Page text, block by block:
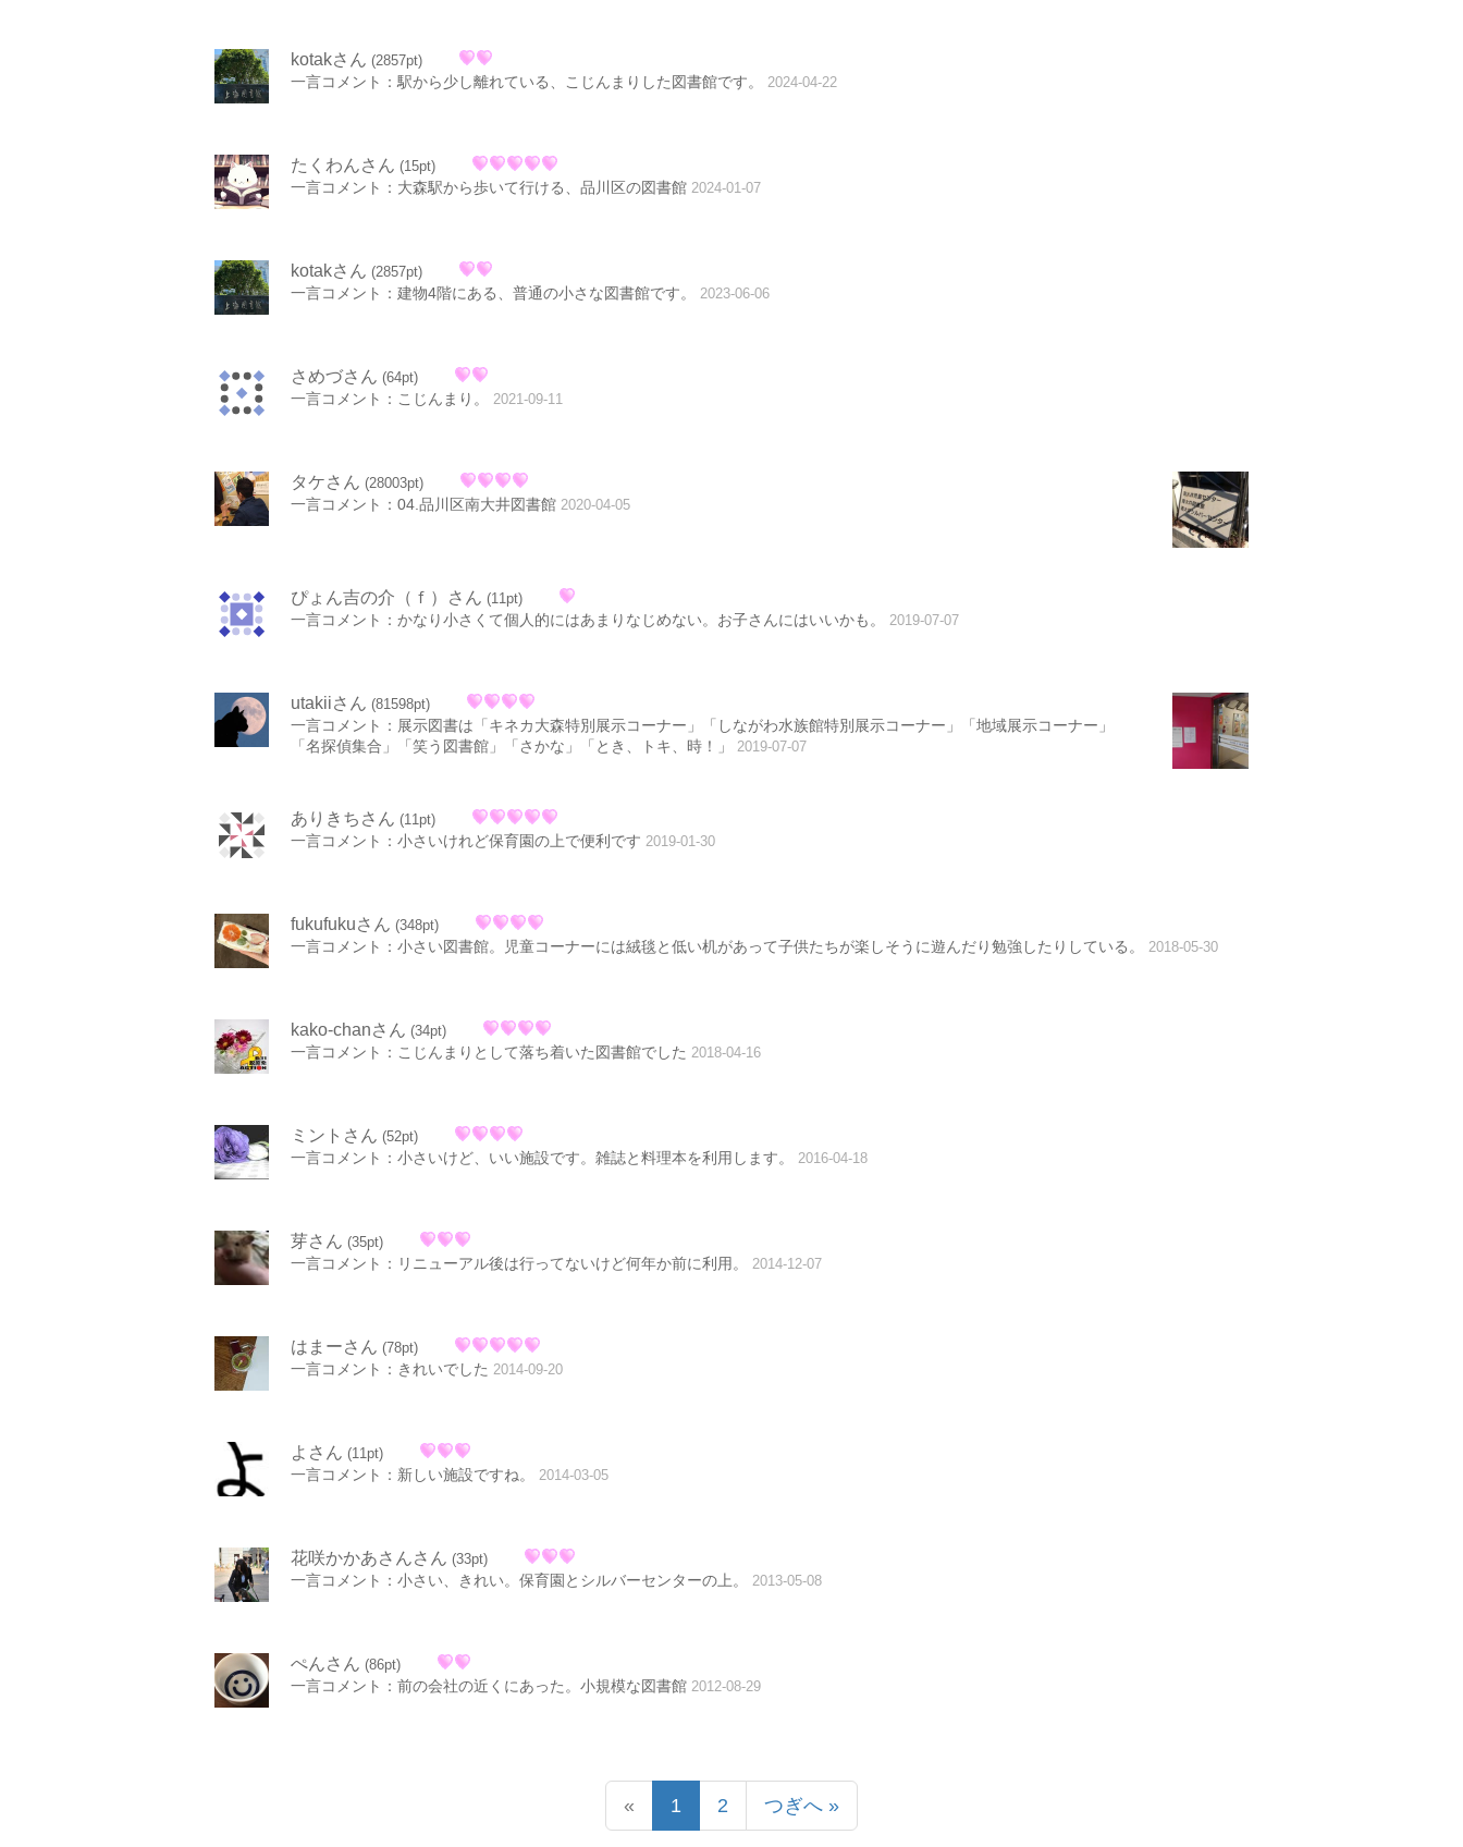
kotakさん (2857pt)
一言コメント：駅から少し離れている、こじんまりした図書館です。 2024-04-22
たくわんさん (15pt)
一言コメント：大森駅から歩いて行ける、品川区の図書館 2024-01-07
kotakさん (2857pt)
一言コメント：建物4階にある、普通の小さな図書館です。 2023-06-06
さめづさん (64pt)
一言コメント：こじんまり。 2021-09-11
タケさん (28003pt)
一言コメント：04.品川区南大井図書館 2020-04-05
ぴょん吉の介（ｆ）さん (11pt)
一言コメント：かなり小さくて個人的にはあまりなじめない。お子さんにはいいかも。 2019-07-07
utakiiさん (81598pt)
一言コメント：展示図書は「キネカ大森特別展示コーナー」「しながわ水族館特別展示コーナー」「地域展示コーナー」
「名探偵集合」「笑う図書館」「さかな」「とき、トキ、時！」
2019-07-07
ありきちさん (11pt)
一言コメント：小さいけれど保育園の上で便利です 2019-01-30
fukufukuさん (348pt)
一言コメント：小さい図書館。児童コーナーには絨毯と低い机があって子供たちが楽しそうに遊んだり勉強したりしている。 2018-05-30
kako-chanさん (34pt)
一言コメント：こじんまりとして落ち着いた図書館でした 2018-04-16
ミントさん (52pt)
一言コメント：小さいけど、いい施設です。雑誌と料理本を利用します。 2016-04-18
芽さん (35pt)
一言コメント：リニューアル後は行ってないけど何年か前に利用。 2014-12-07
はまーさん (78pt)
一言コメント：きれいでした 2014-09-20
よさん (11pt)
一言コメント：新しい施設ですね。 2014-03-05
花咲かかあさんさん (33pt)
一言コメント：小さい、きれい。保育園とシルバーセンターの上。 2013-05-08
ぺんさん (86pt)
一言コメント：前の会社の近くにあった。小規模な図書館 2012-08-29
« 1 2 つぎへ »